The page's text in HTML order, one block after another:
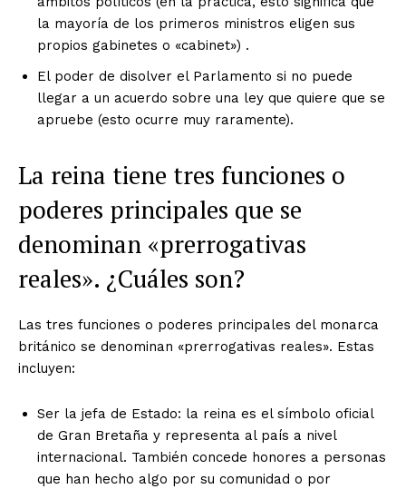
la mayoría de los primeros ministros eligen sus
propios gabinetes o «cabinet») .
El poder de disolver el Parlamento si no puede
llegar a un acuerdo sobre una ley que quiere que se
apruebe (esto ocurre muy raramente).
La reina tiene tres funciones o
poderes principales que se
denominan «prerrogativas
reales». ¿Cuáles son?
Las tres funciones o poderes principales del monarca
británico se denominan «prerrogativas reales». Estas
incluyen:
Ser la jefa de Estado: la reina es el símbolo oficial
de Gran Bretaña y representa al país a nivel
internacional. También concede honores a personas
que han hecho algo por su comunidad o por